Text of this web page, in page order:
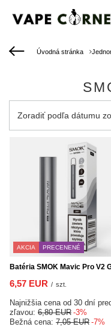
Úvodná stránka
Zmień sortowanie
Zoradiť podľa dátumu
AKCIA PRECENENÉ
Batéria SMOK Mavic Pro V2
6,57 EUR / szt.
Najnižšia cena od 30 dní
zľavou: 6,80 EUR -3%
Bežná cena: 7,05 EUR -7%